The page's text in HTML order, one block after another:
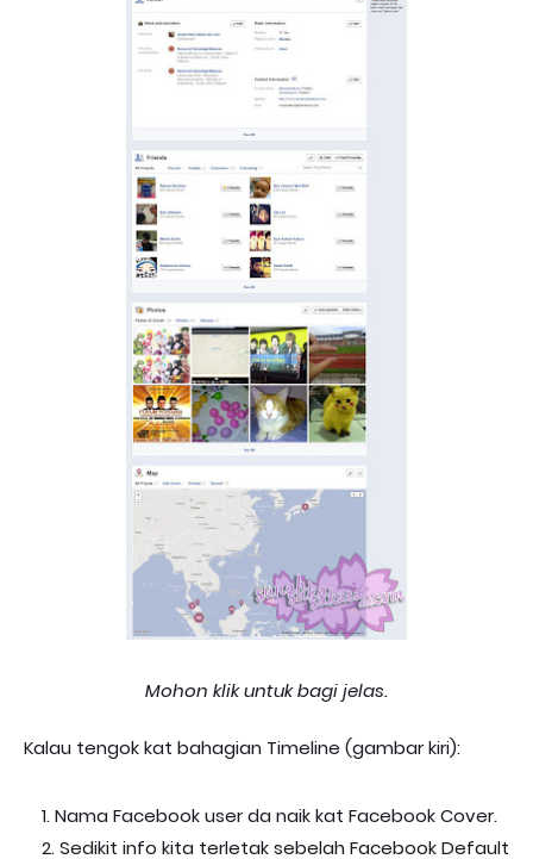
Mohon klik untuk bagi jelas.
Kalau tengok kat bahagian Timeline (gambar kiri):
Nama Facebook user da naik kat Facebook Cover.
Sedikit info kita terletak sebelah Facebook Default